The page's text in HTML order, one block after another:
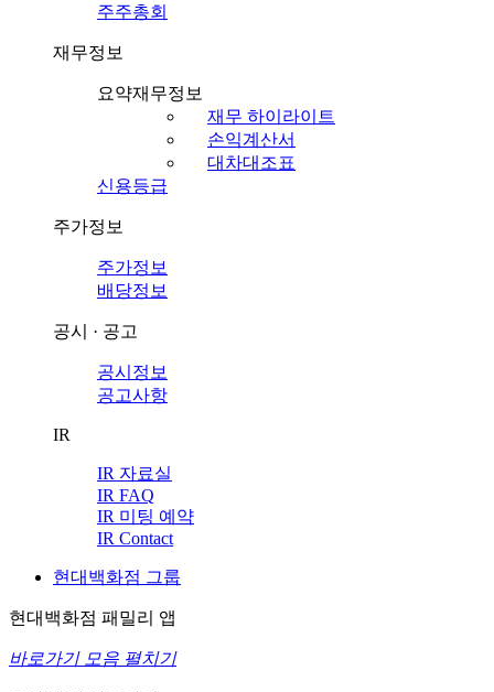
주주총회
재무정보
요약재무정보
재무 하이라이트
손익계산서
대차대조표
신용등급
주가정보
주가정보
배당정보
공시 · 공고
공시정보
공고사항
IR
IR 자료실
IR FAQ
IR 미팅 예약
IR Contact
현대백화점 그룹
현대백화점 패밀리 앱
바로가기 모음 펼치기